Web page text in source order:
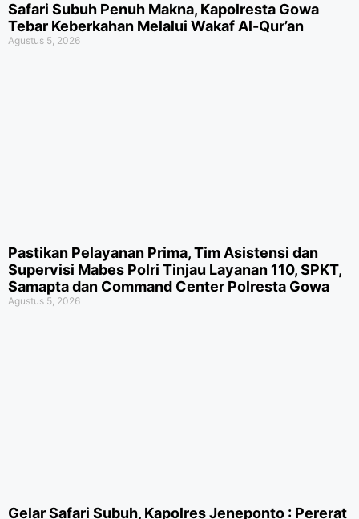
Safari Subuh Penuh Makna, Kapolresta Gowa
Tebar Keberkahan Melalui Wakaf Al-Qur’an
Agustus 5, 2026
Pastikan Pelayanan Prima, Tim Asistensi dan
Supervisi Mabes Polri Tinjau Layanan 110, SPKT,
Samapta dan Command Center Polresta Gowa
Agustus 5, 2026
Gelar Safari Subuh, Kapolres Jeneponto : Pererat